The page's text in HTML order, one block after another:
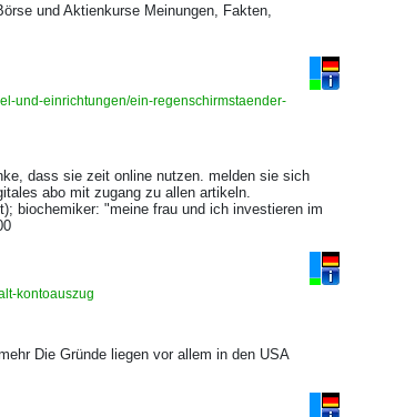
und Aktienkurse Meinungen, Fakten,
und-einrichtungen/ein-regenschirmstaender-
dass sie zeit online nutzen. melden sie sich
abo mit zugang zu allen artikeln.
biochemiker: "meine frau und ich investieren im
kontoauszug
Die Gründe liegen vor allem in den USA